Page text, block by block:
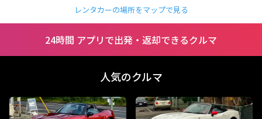
レンタカーの場所をマップで見る
24時間 アプリで出発・返却できるクルマ
人気のクルマ